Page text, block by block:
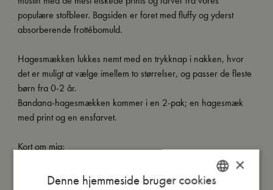
populære stofbleer. Bagsiden er foret med fluffy og yderst
absorberende frottébomuld.
Hagesmækken lukkes nemt med en trykknap i nakken, hvor
det er muligt at vælge imellem to størrelser, og passer de fleste
børn fra 0-2 år.
Bandana-hagesmækken kommer i en 2-pak; en hagesmæk
med print og en ensfarvet.
Kort om mig:
- Blødt økologisk bomuld musselin på forsiden og fluffy frotté på
×
Denne hjemmeside bruger cookies